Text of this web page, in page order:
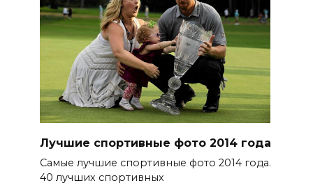
Лучшие спортивные фото 2014 года
Самые лучшие спортивные фото 2014 года.
40 лучших спортивных